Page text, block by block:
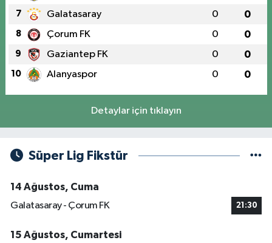
7 Galatasaray 0 0
8 Çorum FK 0 0
9 Gaziantep FK 0 0
10 Alanyaspor 0 0
Detaylar için tıklayın
Süper Lig Fikstür
14 Ağustos, Cuma
Galatasaray - Çorum FK
21:30
15 Ağustos, Cumartesi